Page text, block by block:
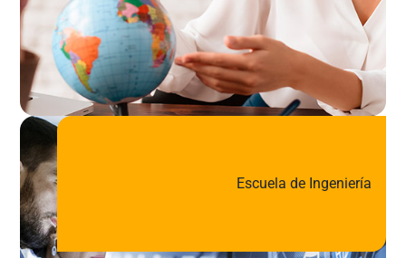
Escuela de Ingeniería